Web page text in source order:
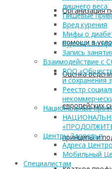
Организация
помощи в
Оценка
европейских
принципы и
лишнего веса
Пищевые
Вред курения
Мифы о
Курение во
Запись
Взаимодействие с
РОО
и сохранения
Реестр
Национальные
Центры Здоровья
Адреса
Мобильный
Cпециалистам